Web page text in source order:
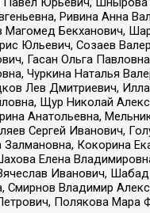
Ривина Анна
Магомед Бекханович,
Юльевич, Созаев
Гасан Ольга
Чуркина Наталья
Лев Дмитриевич,
Щур Николай
Анатольевна,
Сергей Иванович,
Кокорина
Елена
Иванович,
Смирнов Владимир
Полякова Мара